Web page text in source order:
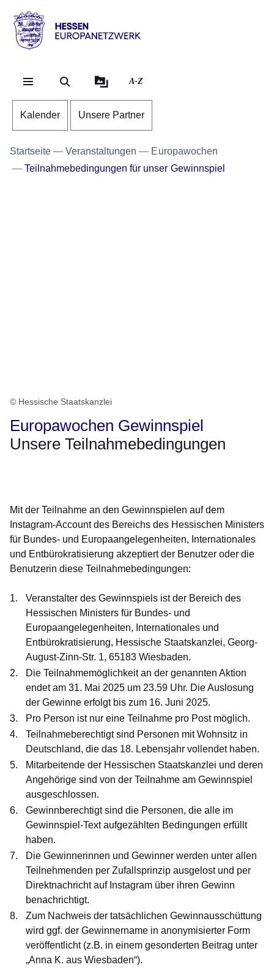
Hessen
Europanetzwerk
A-Z
Kalender Unsere Partner
Startseite Veranstaltungen
Europawochen
Teilnahmebedingungen für unser Gewinnspiel
© Hessische Staatskanzlei
Europawochen Gewinnspiel
Unsere Teilnahmebedingungen
Mit der Teilnahme an den Gewinnspielen auf dem
Instagram-Account des Bereichs des Hessischen Ministers
für Bundes- und Europaangelegenheiten, Internationales
und Entbürokratisierung akzeptiert der Benutzer oder die
Benutzerin diese Teilnahmebedingungen:
Veranstalter des Gewinnspiels ist der Bereich des
Hessischen Ministers für Bundes- und
Europaangelegenheiten, Internationales und
Entbürokratisierung, Hessische Staatskanzlei, Georg-
August-Zinn-Str. 1, 65183 Wiesbaden.
Die Teilnahmemöglichkeit an der genannten Aktion
endet am 31. Mai 2025 um 23.59 Uhr. Die Auslosung
der Gewinne erfolgt bis zum 16. Juni 2025.
Pro Person ist nur eine Teilnahme pro Post möglich.
Teilnahmeberechtigt sind Personen mit Wohnsitz in
Deutschland, die das 18. Lebensjahr vollendet haben.
Mitarbeitende der Hessischen Staatskanzlei und deren
Angehörige sind von der Teilnahme am Gewinnspiel
ausgeschlossen.
Gewinnberechtigt sind die Personen, die alle im
Gewinnspiel-Text aufgezählten Bedingungen erfüllt
haben.
Die Gewinnerinnen und Gewinner werden unter allen
Teilnehmenden per Zufallsprinzip ausgelost und per
Direktnachricht auf Instagram über ihren Gewinn
benachrichtigt.
Zum Nachweis der tatsächlichen Gewinnausschüttung
wird ggf. der Gewinnername in anonymisierter Form
veröffentlicht (z.B. in einem gesonderten Beitrag unter
„Anna K. aus Wiesbaden“).